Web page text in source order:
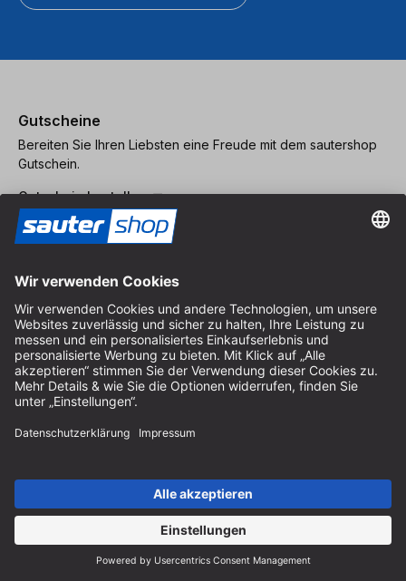
Gutscheine
Bereiten Sie Ihren Liebsten eine Freude mit dem sautershop
Gutschein.
Gutschein bestellen
Bestellen Sie gratis den sautershop Katalog und entdecken
Sie unser komplettes Sortiment.
Katalog bestellen
Zahlung
Versand